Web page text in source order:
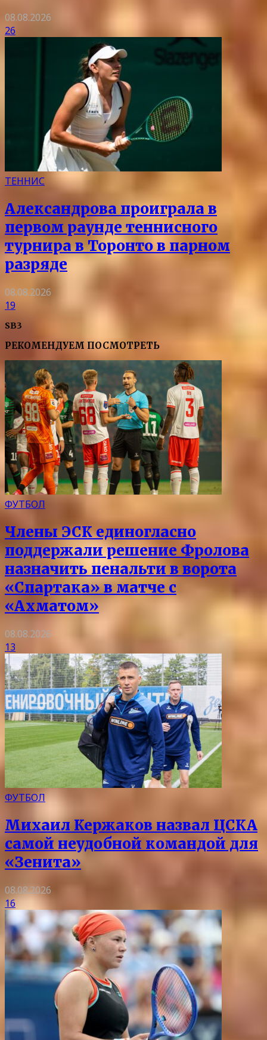
08.08.2026
26
ТЕННИС
Александрова проиграла в
первом раунде теннисного
турнира в Торонто в парном
разряде
08.08.2026
19
SB3
РЕКОМЕНДУЕМ ПОСМОТРЕТЬ
ФУТБОЛ
Члены ЭСК единогласно
поддержали решение Фролова
назначить пенальти в ворота
«Спартака» в матче с
«Ахматом»
08.08.2026
13
ФУТБОЛ
Михаил Кержаков назвал ЦСКА
самой неудобной командой для
«Зенита»
08.08.2026
16